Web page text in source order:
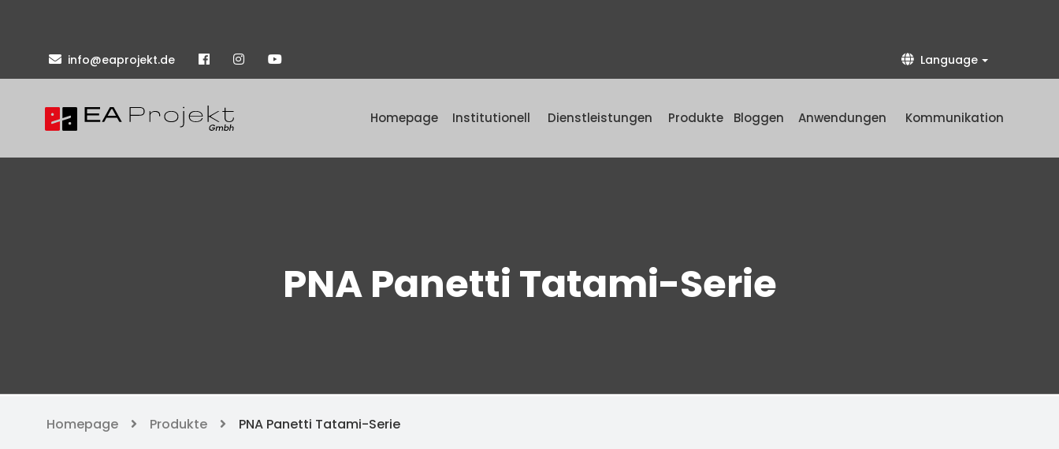
info@eaprojekt.de Language
Homepage Institutionell Dienstleistungen Produkte Bloggen Anwendungen Kommunikation
PNA Panetti Tatami-Serie
Homepage Produkte PNA Panetti Tatami-Serie